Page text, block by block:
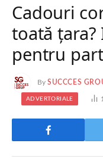
Cadouri
toată țara?
pentru
By SUCCCES
ADVERTORIALE 1